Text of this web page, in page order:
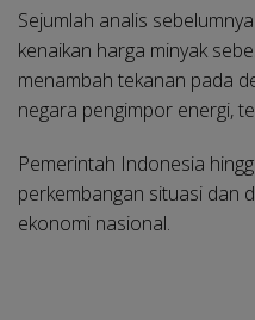
Sejumlah analis
kenaikan harga minyak
menambah tekanan pada
negara pengimpor energi,
Pemerintah Indonesia
perkembangan situasi dan
ekonomi nasional.